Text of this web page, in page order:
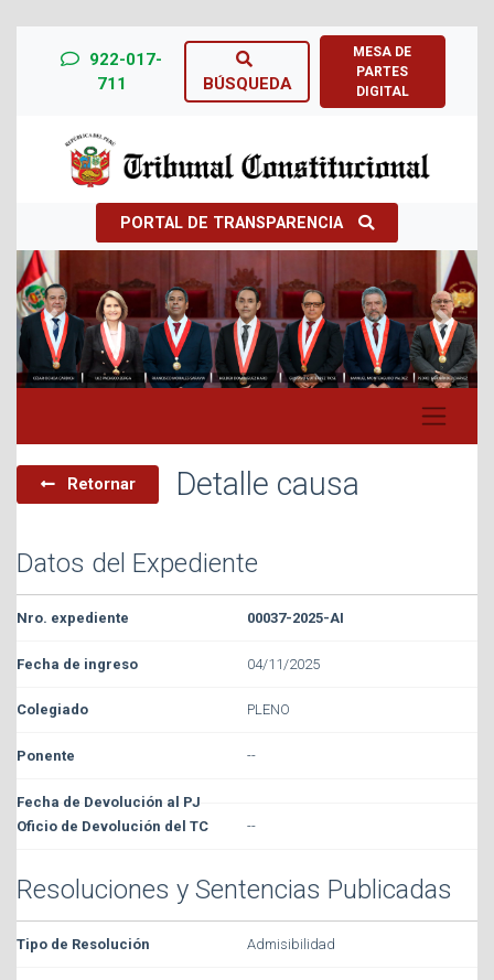
922-017-
711
BÚSQUEDA
MESA DE
PARTES
DIGITAL
PORTAL DE TRANSPARENCIA
Previous Next
Retornar Detalle causa
Datos del Expediente
00037-2025-AI
04/11/2025
PLENO
--
--
Resoluciones y Sentencias Publicadas
Admisibilidad